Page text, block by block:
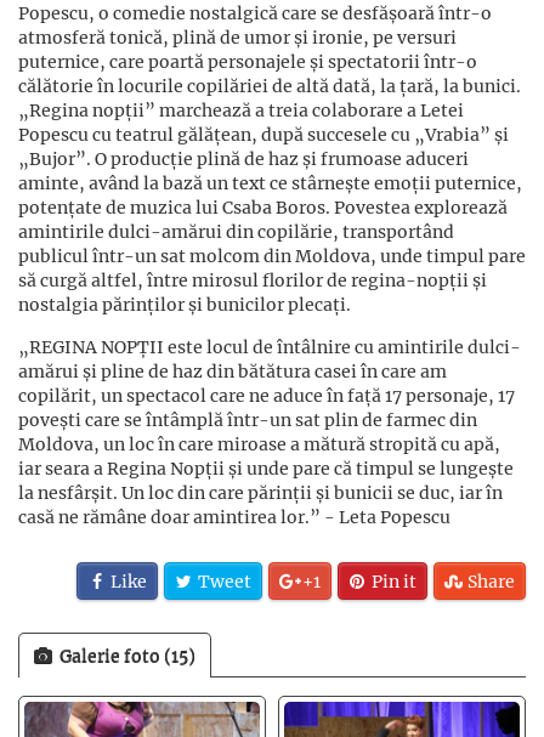
Popescu, o comedie nostalgică care se desfășoară într-o
atmosferă tonică, plină de umor și ironie, pe versuri
puternice, care poartă personajele și spectatorii într-o
călătorie în locurile copilăriei de altă dată, la țară, la bunici.
„Regina nopții” marchează a treia colaborare a Letei
Popescu cu teatrul gălățean, după succesele cu „Vrabia” și
„Bujor”. O producție plină de haz și frumoase aduceri
aminte, având la bază un text ce stârnește emoții puternice,
potențate de muzica lui Csaba Boros. Povestea explorează
amintirile dulci-amărui din copilărie, transportând
publicul într-un sat molcom din Moldova, unde timpul pare
să curgă altfel, între mirosul florilor de regina-nopții și
nostalgia părinților și bunicilor plecați.
„REGINA NOPȚII este locul de întâlnire cu amintirile dulci-
amărui și pline de haz din bătătura casei în care am
copilărit, un spectacol care ne aduce în față 17 personaje, 17
povești care se întâmplă într-un sat plin de farmec din
Moldova, un loc în care miroase a mătură stropită cu apă,
iar seara a Regina Nopții și unde pare că timpul se lungește
la nesfârșit. Un loc din care părinții și bunicii se duc, iar în
casă ne rămâne doar amintirea lor.” - Leta Popescu
Like Tweet +1 Pin it Share
Galerie foto (15)